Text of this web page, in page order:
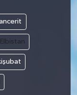
Elbistan